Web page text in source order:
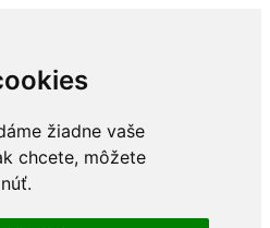
žiadne vaše
chcete, môžete